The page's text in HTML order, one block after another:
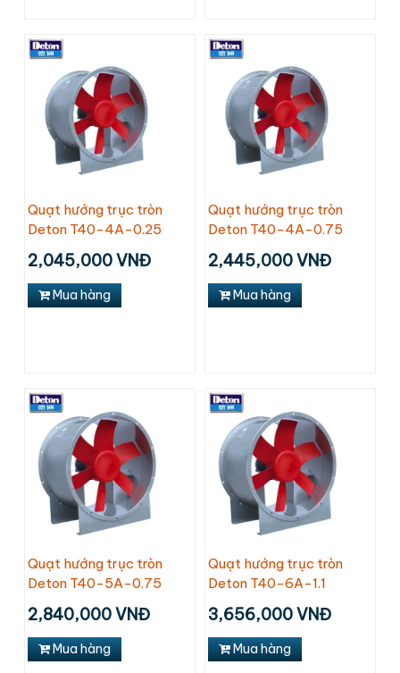
Quạt hướng trục tròn
Deton T40-4A-0.25
2,045,000 VNĐ
Mua hàng
Quạt hướng trục tròn
Deton T40-4A-0.75
2,445,000 VNĐ
Mua hàng
Quạt hướng trục tròn
Deton T40-5A-0.75
2,840,000 VNĐ
Mua hàng
Quạt hướng trục tròn
Deton T40-6A-1.1
3,656,000 VNĐ
Mua hàng